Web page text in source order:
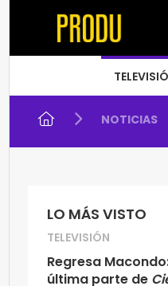
NOTICIAS
LO MÁS VISTO
TELEVISIÓN
Regresa
última parte de